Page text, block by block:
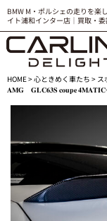
BMW M・ポルシェの走りを楽
イト浦和インター店｜買取・
HOME>心ときめく車たち > ス
𝐀𝐌𝐆 𝐆𝐋𝐂𝟔𝟑𝐒 𝐜𝐨𝐮𝐩𝐞